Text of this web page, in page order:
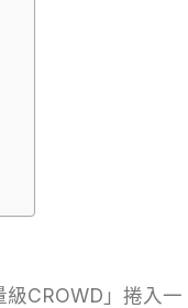
CROWD」捲入一